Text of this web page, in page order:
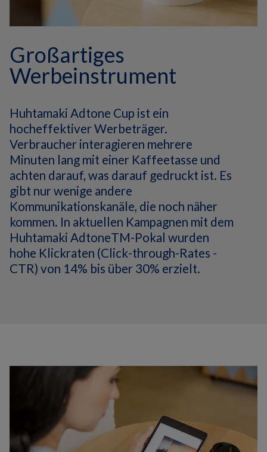
Großartiges
Werbeinstrument
Huhtamaki Adtone Cup ist ein
hocheffektiver Werbeträger.
Verbraucher interagieren mehrere
Minuten lang mit einer Kaffeetasse und
achten darauf, was darauf gedruckt ist. Es
gibt nur wenige andere
Kommunikationskanäle, die noch näher
kommen. In aktuellen Kampagnen mit dem
Huhtamaki AdtoneTM-Pokal wurden
hohe Klickraten (Click-through-Rates -
CTR) von 14% bis über 30% erzielt.